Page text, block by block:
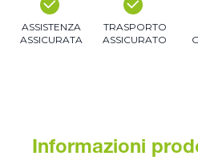
ASSISTENZA
ASSICURATA
TRASPORTO
ASSICURATO
Informazioni